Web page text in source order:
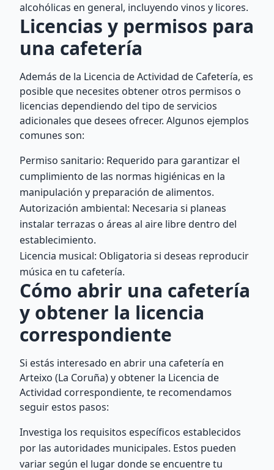
alcohólicas en general, incluyendo vinos y licores.
Licencias y permisos para
una cafetería
Además de la Licencia de Actividad de Cafetería, es
posible que necesites obtener otros permisos o
licencias dependiendo del tipo de servicios
adicionales que desees ofrecer. Algunos ejemplos
comunes son:
Permiso sanitario: Requerido para garantizar el
cumplimiento de las normas higiénicas en la
manipulación y preparación de alimentos.
Autorización ambiental: Necesaria si planeas
instalar terrazas o áreas al aire libre dentro del
establecimiento.
Licencia musical: Obligatoria si deseas reproducir
música en tu cafetería.
Cómo abrir una cafetería
y obtener la licencia
correspondiente
Si estás interesado en abrir una cafetería en
Arteixo (La Coruña) y obtener la Licencia de
Actividad correspondiente, te recomendamos
seguir estos pasos:
Investiga los requisitos específicos establecidos
por las autoridades municipales. Estos pueden
variar según el lugar donde se encuentre tu